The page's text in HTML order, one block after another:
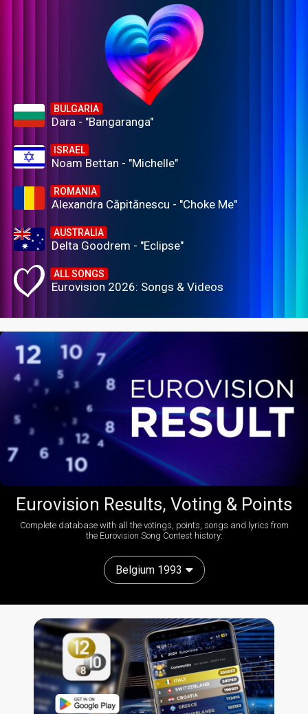
BULGARIA
Dara - "Bangaranga"
ISRAEL
Noam Bettan - "Michelle"
ROMANIA
Alexandra Căpitănescu - "Choke Me"
AUSTRALIA
Delta Goodrem - "Eclipse"
ALL SONGS
Eurovision 2026: Songs & Videos
Eurovision Results, Voting & Points
Complete database with all the votings, points, songs and lyrics from
the Eurovision Song Contest history:
Belgium 1993